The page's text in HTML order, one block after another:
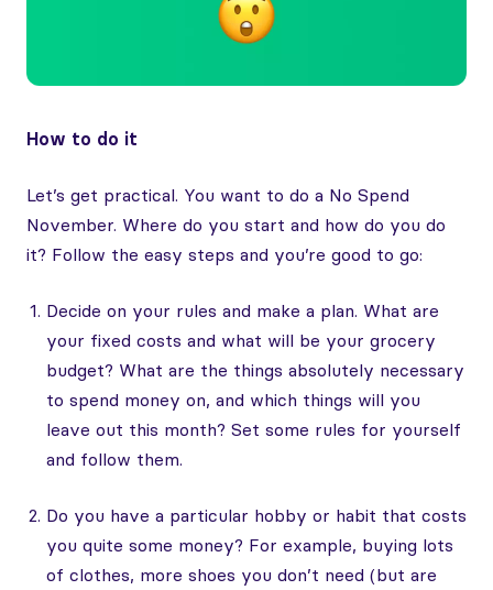
How to do it
Let’s get practical. You want to do a No Spend
November. Where do you start and how do you do
it? Follow the easy steps and you’re good to go:
Decide on your rules and make a plan. What are
your fixed costs and what will be your grocery
budget? What are the things absolutely necessary
to spend money on, and which things will you
leave out this month? Set some rules for yourself
and follow them.
Do you have a particular hobby or habit that costs
you quite some money? For example, buying lots
of clothes, more shoes you don’t need (but are